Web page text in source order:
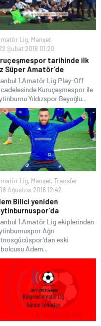
Lig, Manşet
Şubat 2016 01:20
tarihinde ilk
Süper Amatör’de
1.Amatör Lig Play-Off
Kuruçeşmespor ile
Yıldızspor Beyoğlu...
Lig, Manşet, Transfer
Ağustos 2016 12:42
Bilici yeniden
1.Amatör Lig ekiplerinden
Ağrı
eski
Adem...